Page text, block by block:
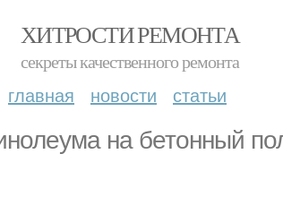
ХИТРОСТИ РЕМОНТА
секреты качественного ремонта
главная новости статьи
на бетонный